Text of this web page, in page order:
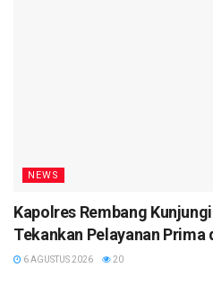
NEWS
Kapolres Rembang
Tekankan Pelayanan Prima
6 AGUSTUS 2026 20